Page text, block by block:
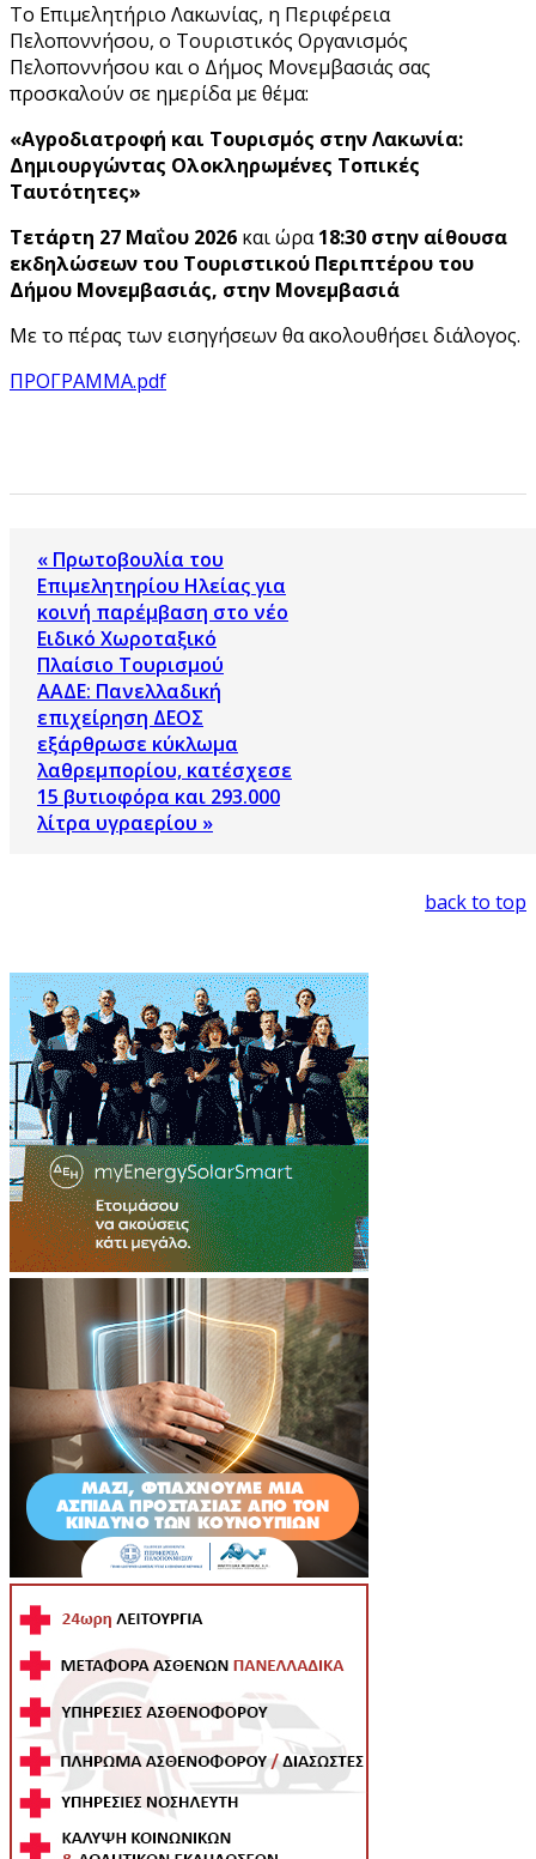
Το Επιμελητήριο Λακωνίας, η Περιφέρεια
Πελοποννήσου, ο Τουριστικός Οργανισμός
Πελοποννήσου και ο Δήμος Μονεμβασιάς σας
προσκαλούν σε ημερίδα με θέμα:
«Αγροδιατροφή και Τουρισμός στην Λακωνία:
Δημιουργώντας Ολοκληρωμένες Τοπικές
Ταυτότητες»
Τετάρτη 27 Μαΐου 2026 και ώρα18:30 στην αίθουσα
εκδηλώσεων του Τουριστικού Περιπτέρου του
Δήμου Μονεμβασιάς, στην Μονεμβασιά
Με το πέρας των εισηγήσεων θα ακολουθήσει διάλογος.
ΠΡΟΓΡΑΜΜΑ.pdf
« Πρωτοβουλία του
Επιμελητηρίου Ηλείας για
κοινή παρέμβαση στο νέο
Ειδικό Χωροταξικό
Πλαίσιο Τουρισμού
ΑΑΔΕ: Πανελλαδική
επιχείρηση ΔΕΟΣ
εξάρθρωσε κύκλωμα
λαθρεμπορίου, κατέσχεσε
15 βυτιοφόρα και 293.000
λίτρα υγραερίου »
back to top